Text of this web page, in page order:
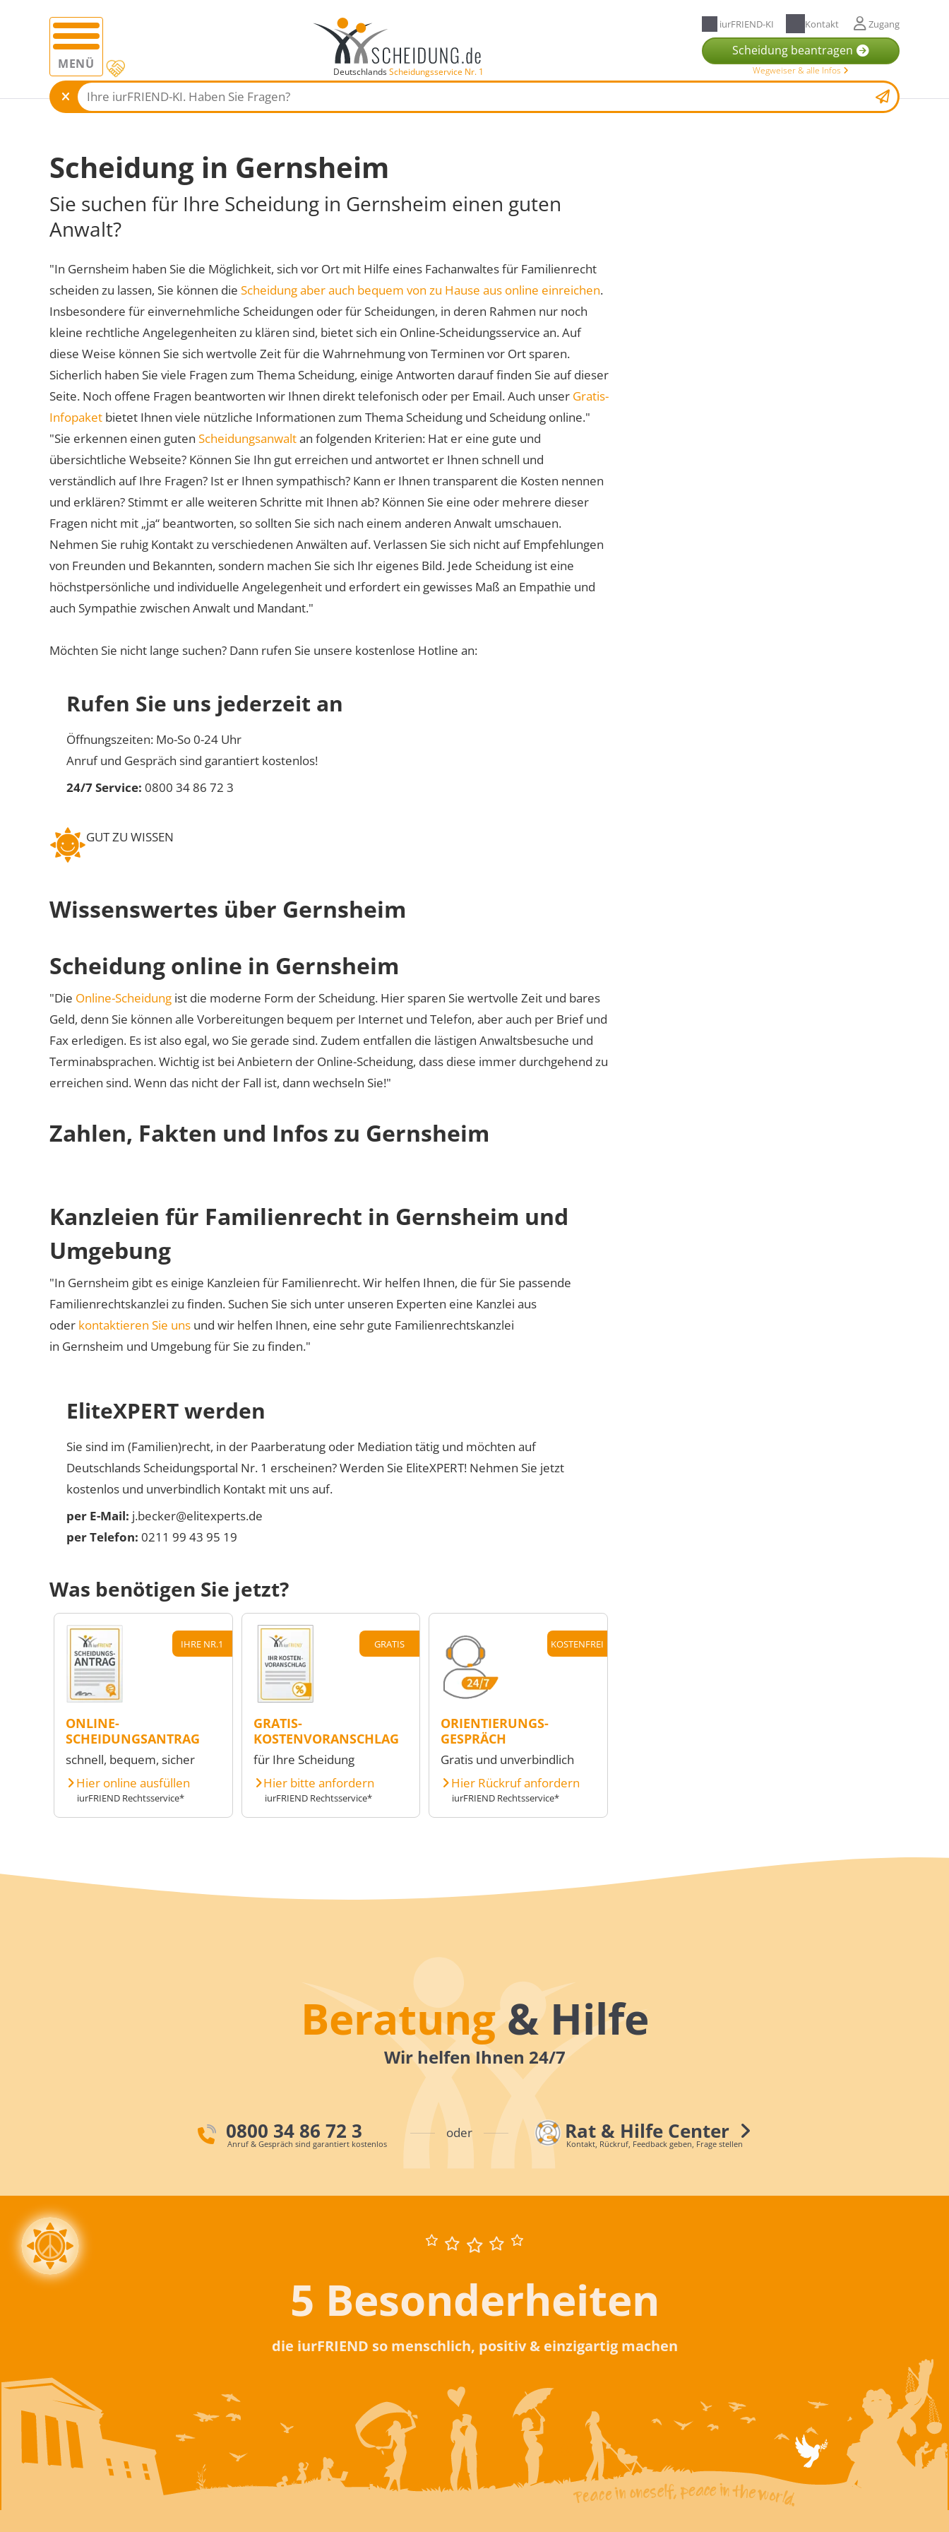
MENÜ DeutschlandsScheidungsservice Nr. 1
iurFRIEND-KI Kontakt Zugang
Scheidung beantragen
Wegweiser & alle Infos
Scheidung in Gernsheim
Sie suchen für Ihre Scheidung in Gernsheim einen guten
Anwalt?
"In Gernsheim haben Sie die Möglichkeit, sich vor Ort mit Hilfe eines Fachanwaltes für Familienrecht
scheiden zu lassen, Sie können die Scheidung aber auch bequem von zu Hause aus online einreichen.
Insbesondere für einvernehmliche Scheidungen oder für Scheidungen, in deren Rahmen nur noch
kleine rechtliche Angelegenheiten zu klären sind, bietet sich ein Online-Scheidungsservice an. Auf
diese Weise können Sie sich wertvolle Zeit für die Wahrnehmung von Terminen vor Ort sparen.
Sicherlich haben Sie viele Fragen zum Thema Scheidung, einige Antworten darauf finden Sie auf dieser
Seite. Noch offene Fragen beantworten wir Ihnen direkt telefonisch oder per Email. Auch unser Gratis-
Infopaket bietet Ihnen viele nützliche Informationen zum Thema Scheidung und Scheidung online."
"Sie erkennen einen guten Scheidungsanwaltan folgenden Kriterien: Hat er eine gute und
übersichtliche Webseite? Können Sie Ihn gut erreichen und antwortet er Ihnen schnell und
verständlich auf Ihre Fragen? Ist er Ihnen sympathisch? Kann er Ihnen transparent die Kosten nennen
und erklären? Stimmt er alle weiteren Schritte mit Ihnen ab? Können Sie eine oder mehrere dieser
Fragen nicht mit „ja“ beantworten, so sollten Sie sich nach einem anderen Anwalt umschauen.
Nehmen Sie ruhig Kontakt zu verschiedenen Anwälten auf. Verlassen Sie sich nicht auf Empfehlungen
von Freunden und Bekannten, sondern machen Sie sich Ihr eigenes Bild. Jede Scheidung ist eine
höchstpersönliche und individuelle Angelegenheit und erfordert ein gewisses Maß an Empathie und
auch Sympathie zwischen Anwalt und Mandant."
Möchten Sie nicht lange suchen? Dann rufen Sie unsere kostenlose Hotline an:
Rufen Sie uns jederzeit an
Öffnungszeiten: Mo-So 0-24 Uhr
Anruf und Gespräch sind garantiert kostenlos!
24/7 Service: 0800 34 86 72 3
GUT ZU WISSEN
Wissenswertes über Gernsheim
Scheidung online in Gernsheim
"Die Online-Scheidung ist die moderne Form der Scheidung. Hier sparen Sie wertvolle Zeit und bares
Geld, denn Sie können alle Vorbereitungen bequem per Internet und Telefon, aber auch per Brief und
Fax erledigen. Es ist also egal, wo Sie gerade sind. Zudem entfallen die lästigen Anwaltsbesuche und
Terminabsprachen. Wichtig ist bei Anbietern der Online-Scheidung, dass diese immer durchgehend zu
erreichen sind. Wenn das nicht der Fall ist, dann wechseln Sie!"
Zahlen, Fakten und Infos zu Gernsheim
Kanzleien für Familienrecht in Gernsheim und
Umgebung
"In Gernsheim gibt es einige Kanzleien für Familienrecht. Wir helfen Ihnen, die für Sie passende
Familienrechtskanzlei zu finden. Suchen Sie sich unter unseren Experten eine Kanzlei aus
oder kontaktieren Sie uns und wir helfen Ihnen, eine sehr gute Familienrechtskanzlei
in Gernsheim und Umgebung für Sie zu finden."
EliteXPERT werden
Sie sind im (Familien)recht, in der Paarberatung oder Mediation tätig und möchten auf
Deutschlands Scheidungsportal Nr. 1 erscheinen? Werden Sie EliteXPERT! Nehmen Sie jetzt
kostenlos und unverbindlich Kontakt mit uns auf.
per E-Mail: j.becker@elitexperts.de
per Telefon: 0211 99 43 95 19
Was benötigen Sie jetzt?
IHRE NR.1
ONLINE-
SCHEIDUNGSANTRAG
schnell, bequem, sicher
Hier online ausfüllen
iurFRIEND Rechtsservice*
GRATIS
GRATIS-
KOSTENVORANSCHLAG
für Ihre Scheidung
Hier bitte anfordern
iurFRIEND Rechtsservice*
KOSTENFREI
ORIENTIERUNGS-
GESPRÄCH
Gratis und unverbindlich
Hier Rückruf anfordern
iurFRIEND Rechtsservice*
Beratung& Hilfe
Wir helfen Ihnen 24/7
0800 34 86 72 3
Anruf & Gespräch sind garantiert kostenlos
oder Rat & Hilfe Center
Kontakt, Rückruf, Feedback geben, Frage stellen
5 Besonderheiten
die iurFRIEND so menschlich, positiv & einzigartig machen